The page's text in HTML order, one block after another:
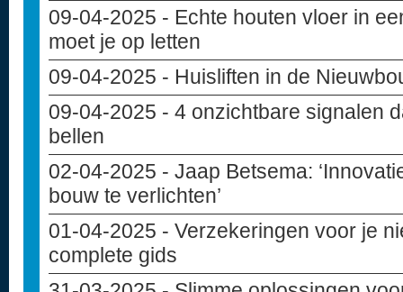
09-04-2025 - Echte houten vloer in
moet je op letten
09-04-2025 - Huisliften in de
09-04-2025 - 4 onzichtbare signalen
bellen
02-04-2025 - Jaap Betsema:
bouw te verlichten’
01-04-2025 - Verzekeringen voor je
complete gids